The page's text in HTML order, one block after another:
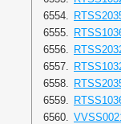
6554.
6555.
6556.
6557.
6558.
6559.
6560.